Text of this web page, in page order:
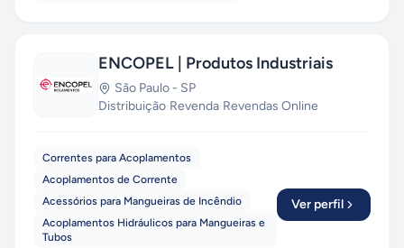
ENCOPEL | Produtos Industriais
São Paulo - SP
Distribuição·Revenda·Revendas Online
Correntes para Acoplamentos
Acoplamentos de Corrente
Acessórios para Mangueiras de Incêndio
Acoplamentos Hidráulicos para Mangueiras e
Tubos
Ver perfil